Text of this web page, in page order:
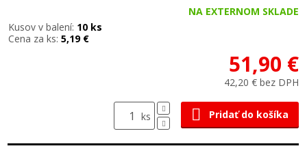
NA EXTERNOM SKLADE
Kusov v balení: 10 ks
Cena za ks: 5,19 €
51,90 €
42,20 € bez DPH
ks Pridať do košíka